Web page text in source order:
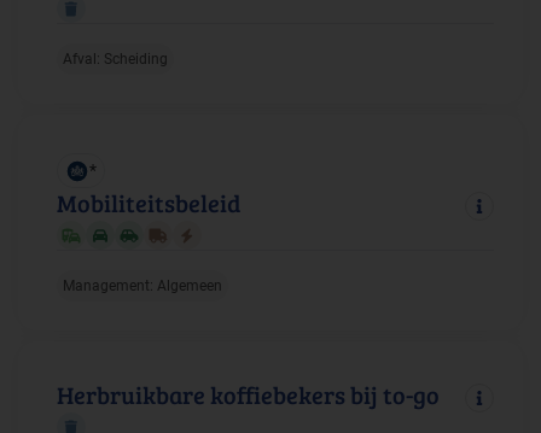
Afval: Scheiding
Mobiliteitsbeleid
Management: Algemeen
*
Herbruikbare koffiebekers bij to-go